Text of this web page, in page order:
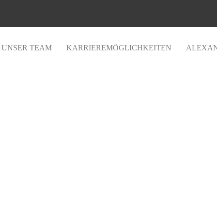
UNSER TEAM KARRIEREMÖGLICHKEITEN